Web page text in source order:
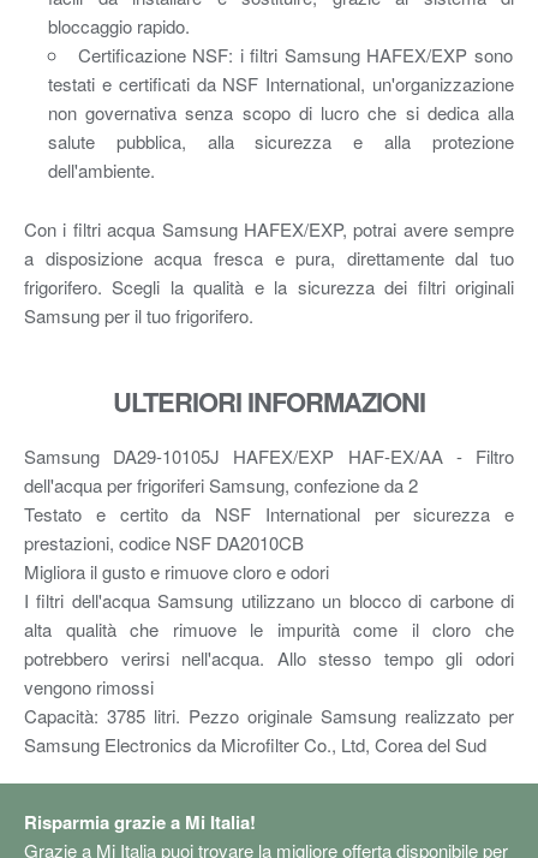
bloccaggio rapido.
Certificazione NSF: i filtri Samsung HAFEX/EXP sono
testati e certificati da NSF International, un'organizzazione
non governativa senza scopo di lucro che si dedica alla
salute pubblica, alla sicurezza e alla protezione
dell'ambiente.
Con i filtri acqua Samsung HAFEX/EXP, potrai avere sempre
a disposizione acqua fresca e pura, direttamente dal tuo
frigorifero. Scegli la qualità e la sicurezza dei filtri originali
Samsung per il tuo frigorifero.
ULTERIORI INFORMAZIONI
Samsung DA29-10105J HAFEX/EXP HAF-EX/AA - Filtro
dell'acqua per frigoriferi Samsung, confezione da 2
Testato e certito da NSF International per sicurezza e
prestazioni, codice NSF DA2010CB
Migliora il gusto e rimuove cloro e odori
I filtri dell'acqua Samsung utilizzano un blocco di carbone di
alta qualità che rimuove le impurità come il cloro che
potrebbero verirsi nell'acqua. Allo stesso tempo gli odori
vengono rimossi
Capacità: 3785 litri. Pezzo originale Samsung realizzato per
Samsung Electronics da Microfilter Co., Ltd, Corea del Sud
Risparmia grazie a Mi Italia!
Grazie a Mi Italia puoi trovare la migliore offerta disponibile per